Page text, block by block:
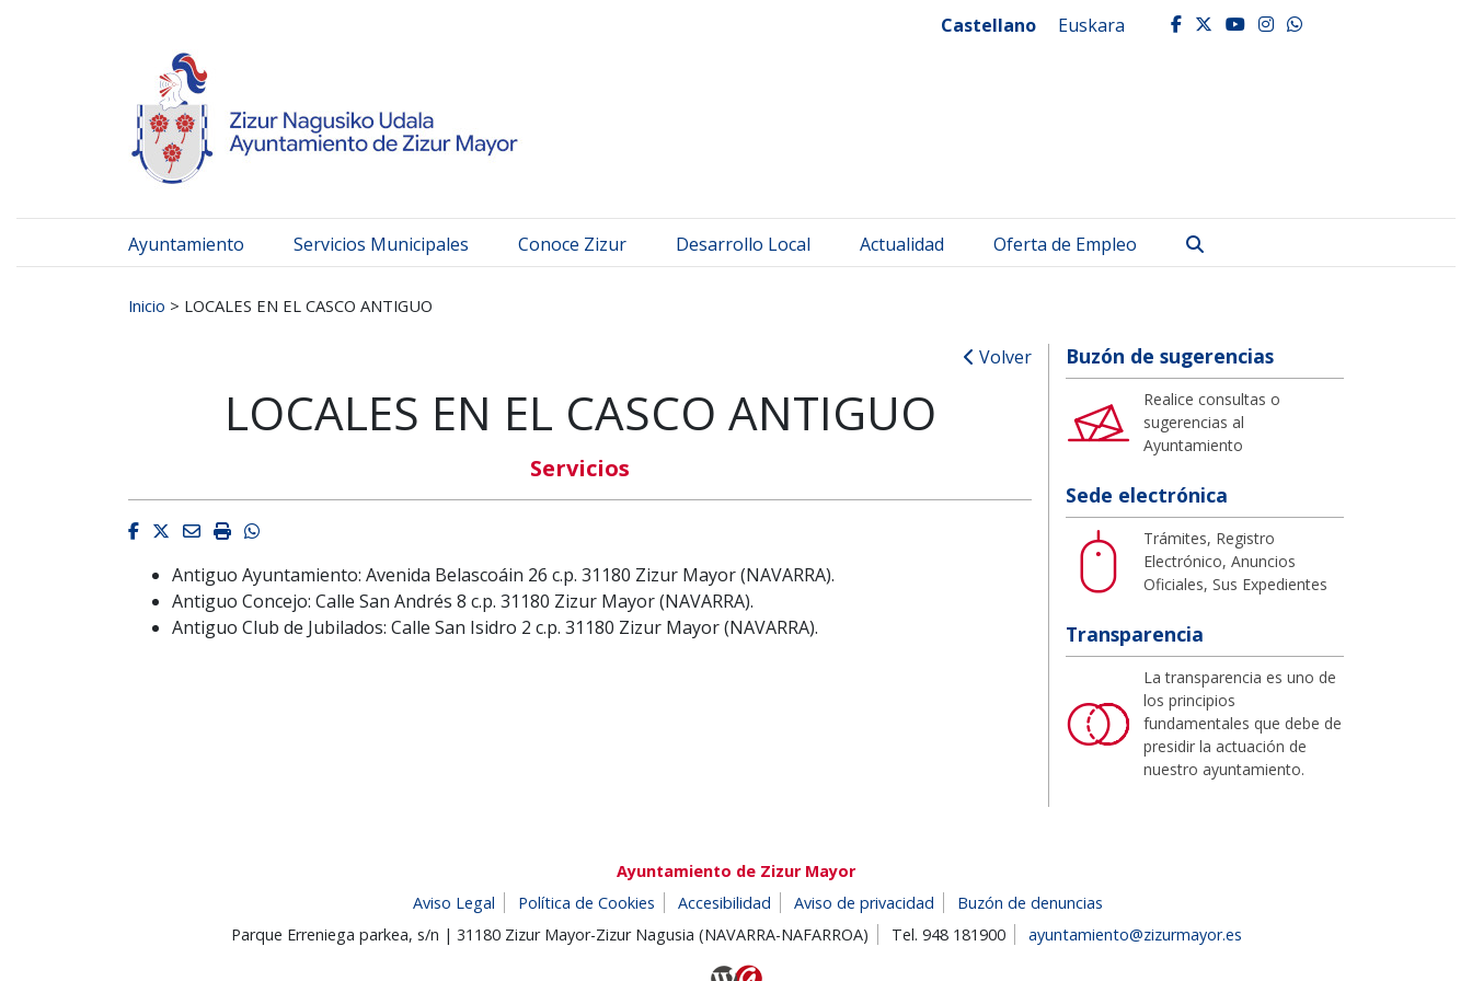
Castellano Euskara facebook
twitter
youtube
instagram
whatsapp
Ayuntamiento Servicios Municipales Conoce Zizur Desarrollo Local Actualidad Oferta de Empleo
Inicio > LOCALES EN EL CASCO ANTIGUO
Volver
LOCALES EN EL CASCO ANTIGUO
Servicios
Facebook
Twitter
EmailImprimirWhatsapp
Antiguo Ayuntamiento: Avenida Belascoáin 26 c.p. 31180 Zizur Mayor (NAVARRA).
Antiguo Concejo: Calle San Andrés 8 c.p. 31180 Zizur Mayor (NAVARRA).
Antiguo Club de Jubilados: Calle San Isidro 2 c.p. 31180 Zizur Mayor (NAVARRA).
Buzón de sugerencias
Realice consultas o
sugerencias al
Ayuntamiento
Sede electrónica
Trámites, Registro
Electrónico, Anuncios
Oficiales, Sus Expedientes
Transparencia
La transparencia es uno de
los principios
fundamentales que debe de
presidir la actuación de
nuestro ayuntamiento.
Ayuntamiento de Zizur Mayor
Aviso Legal
Política de Cookies Accesibilidad Aviso de privacidad
Buzón de denuncias
Parque Erreniega parkea, s/n | 31180 Zizur Mayor-Zizur Nagusia (NAVARRA-NAFARROA)
Tel. 948 181900 ayuntamiento@zizurmayor.es